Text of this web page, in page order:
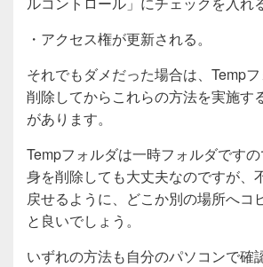
・アクセス権が更新される。
それでもダメだった場合は、Temp
削除してからこれらの方法を実施す
があります。
Tempフォルダは一時フォルダです
身を削除しても大丈夫なのですが、
戻せるように、どこか別の場所へコ
と良いでしょう。
いずれの方法も自分のパソコンで確